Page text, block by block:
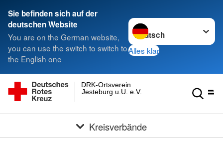
Sie befinden sich auf der
deutschen Website
You are on the German website,
you can use the switch to switch to
the English one
Sprache wechseln zu
Alles klar
Jesteburg u.U. e.V.
DRK-Ortsverein
Kreisverbände